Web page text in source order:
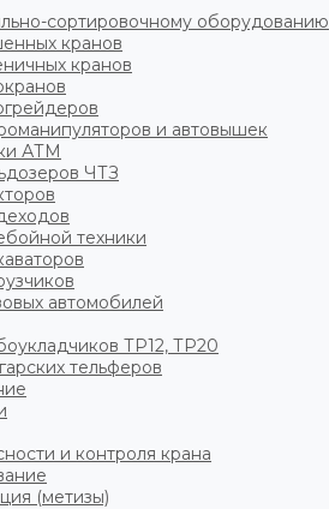
сортировочному оборудованию
кранов
кранов
и автовышек
АТМ
ЧТЗ
техники
автомобилей
ТР12, ТР20
тельферов
и контроля крана
(метизы)